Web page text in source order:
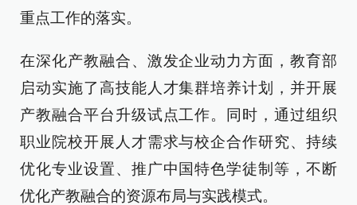
重点工作的落实。
在深化产教融合、激发企业动力方面，教育部
启动实施了高技能人才集群培养计划，并开展
产教融合平台升级试点工作。同时，通过组织
职业院校开展人才需求与校企合作研究、持续
优化专业设置、推广中国特色学徒制等，不断
优化产教融合的资源布局与实践模式。